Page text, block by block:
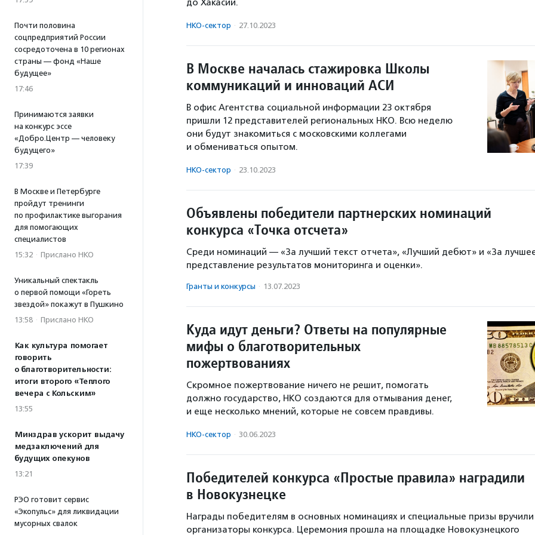
Почти половина
соцпредприятий России
сосредоточена в 10 регионах
страны — фонд «Наше
будущее»
17:46
Принимаются заявки
на конкурс эссе
«Добро.Центр — человеку
будущего»
17:39
В Москве и Петербурге
пройдут тренинги
по профилактике выгорания
для помогающих
специалистов
15:32 · Прислано НКО
Уникальный спектакль
о первой помощи «Гореть
звездой» покажут в Пушкино
13:58 · Прислано НКО
Как культура помогает
говорить
о благотворительности:
итоги второго «Теплого
вечера с Кольским»
13:55
Минздрав ускорит выдачу
медзаключений для
будущих опекунов
13:21
РЭО готовит сервис
«Экопульс» для ликвидации
мусорных свалок
до Хакасии.
НКО-сектор · 27.10.2023
В Москве началась стажировка Школы
коммуникаций и инноваций АСИ
В офис Агентства социальной информации 23 октября
пришли 12 представителей региональных НКО. Всю неделю
они будут знакомиться с московскими коллегами
и обмениваться опытом.
НКО-сектор · 23.10.2023
Объявлены победители партнерских номинаций
конкурса «Точка отсчета»
Среди номинаций — «За лучший текст отчета», «Лучший дебют» и «За
представление результатов мониторинга и оценки».
Гранты и конкурсы · 13.07.2023
Куда идут деньги? Ответы на популярные
мифы о благотворительных
пожертвованиях
Скромное пожертвование ничего не решит, помогать
должно государство, НКО создаются для отмывания денег,
и еще несколько мнений, которые не совсем правдивы.
НКО-сектор · 30.06.2023
Победителей конкурса «Простые правила» наградили
в Новокузнецке
Награды победителям в основных номинациях и специальные призы вручили
организаторы конкурса. Церемония прошла на площадке Новокузнецкого